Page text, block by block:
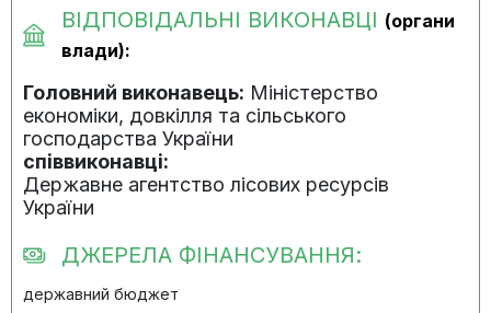
ВІДПОВІДАЛЬНІ ВИКОНАВЦІ (органи
влади):
Головний виконавець: Міністерство
економіки, довкілля та сільського
господарства України
співвиконавці:
Державне агентство лісових ресурсів
України
ДЖЕРЕЛА ФІНАНСУВАННЯ:
державний бюджет